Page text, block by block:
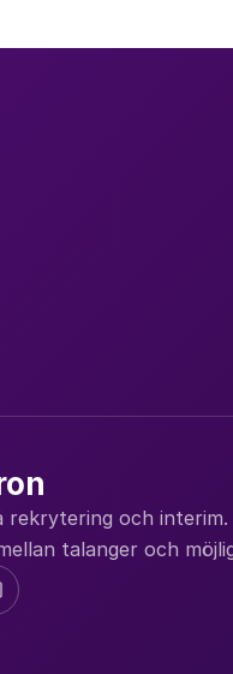
rekrytering och interim.
talanger och